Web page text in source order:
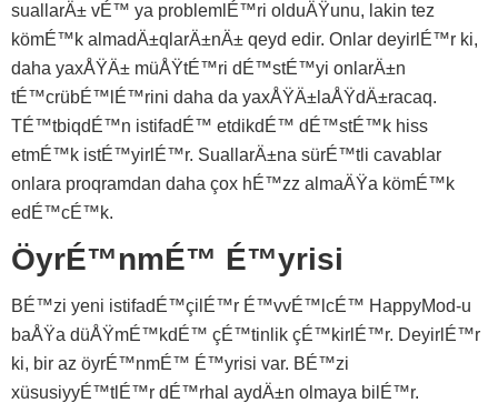
suallarÄ± vÉ™ ya problemlÉ™ri olduÄŸunu, lakin tez
kömÉ™k almadÄ±qlarÄ±nÄ± qeyd edir. Onlar deyirlÉ™r ki,
daha yaxÅŸÄ± müÅŸtÉ™ri dÉ™stÉ™yi onlarÄ±n
tÉ™crübÉ™lÉ™rini daha da yaxÅŸÄ±laÅŸdÄ±racaq.
TÉ™tbiqdÉ™n istifadÉ™ etdikdÉ™ dÉ™stÉ™k hiss
etmÉ™k istÉ™yirlÉ™r. SuallarÄ±na sürÉ™tli cavablar
onlara proqramdan daha çox hÉ™zz almaÄŸa kömÉ™k
edÉ™cÉ™k.
ÖyrÉ™nmÉ™ É™yrisi
BÉ™zi yeni istifadÉ™çilÉ™r É™vvÉ™lcÉ™ HappyMod-u
baÅŸa düÅŸmÉ™kdÉ™ çÉ™tinlik çÉ™kirlÉ™r. DeyirlÉ™r
ki, bir az öyrÉ™nmÉ™ É™yrisi var. BÉ™zi
xüsusiyyÉ™tlÉ™r dÉ™rhal aydÄ±n olmaya bilÉ™r.